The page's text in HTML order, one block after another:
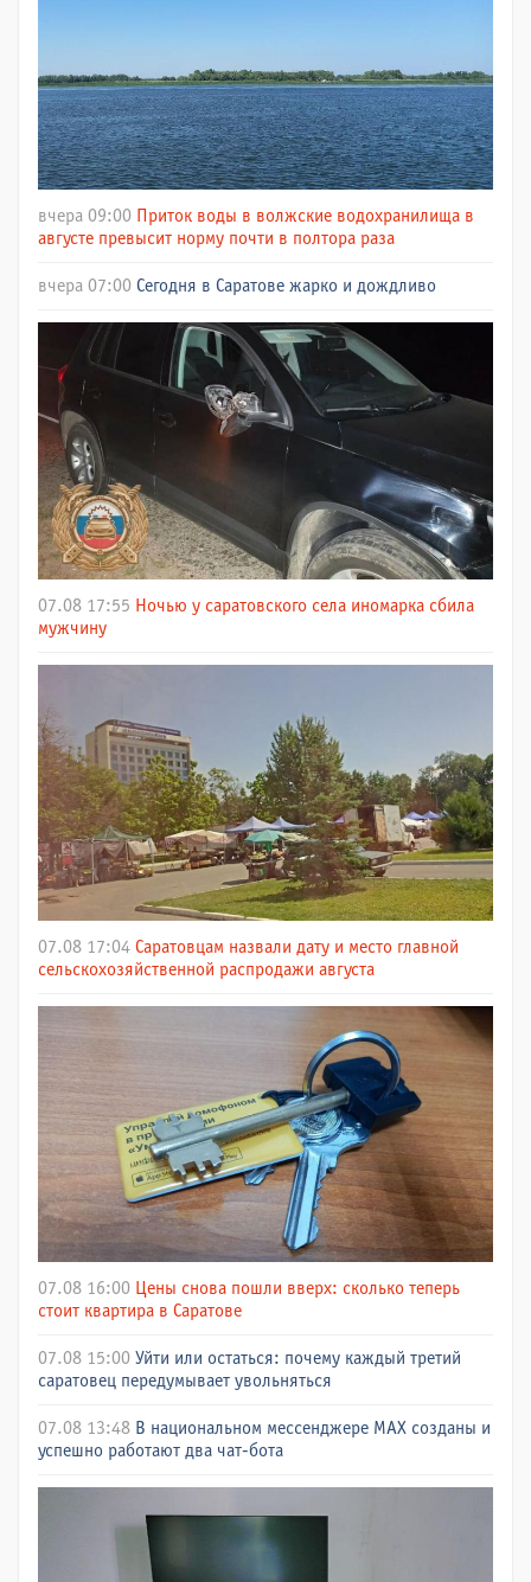
вчера 09:00 Приток воды в волжские водохранилища в
августе превысит норму почти в полтора раза
вчера 07:00 Сегодня в Саратове жарко и дождливо
07.08 17:55 Ночью у саратовского села иномарка сбила
мужчину
07.08 17:04 Саратовцам назвали дату и место главной
сельскохозяйственной распродажи августа
07.08 16:00 Цены снова пошли вверх: сколько теперь
стоит квартира в Саратове
07.08 15:00 Уйти или остаться: почему каждый третий
саратовец передумывает увольняться
07.08 13:48 В национальном мессенджере МАХ созданы и
успешно работают два чат-бота